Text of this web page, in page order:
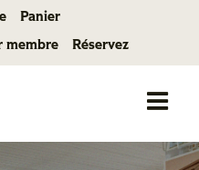
Panier
membre Réservez